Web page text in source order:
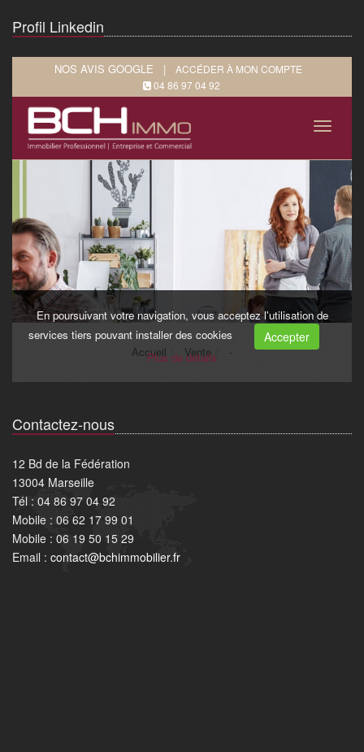
Profil Linkedin
Contactez-nous
12 Bd de la Fédération
13004 Marseille
Tél : 04 86 97 04 92
Mobile : 06 62 17 99 01
Mobile : 06 19 50 15 29
Email : contact@bchimmobilier.fr